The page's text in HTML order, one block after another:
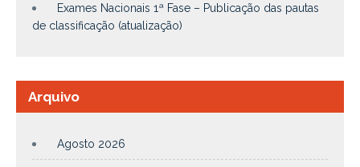
Exames Nacionais 1ª Fase – Publicação das pautas
de classificação (atualização)
Arquivo
Agosto 2026